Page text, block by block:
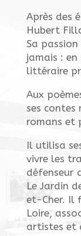
Après des
Hubert
Sa
jamais :
littéraire
Aux
ses contes
romans et
Il utilisa
vivre les
défenseur
Le Jardin
et-Cher. Il
Loire,
artistes et